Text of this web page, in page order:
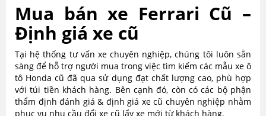
Mua bán xe Ferrari Cũ –
Định giá xe cũ
Tại hệ thống tư vấn xe chuyên nghiệp, chúng tôi luôn sẵn
sàng để hỗ trợ người mua trong việc tìm kiếm các mẫu xe ô
tô Honda cũ đã qua sử dụng đạt chất lượng cao, phù hợp
với túi tiền khách hàng. Bên cạnh đó, còn có các bộ phận
thẩm định đánh giá & định giá xe cũ chuyên nghiệp nhằm
phục vụ nhu cầu đổi xe cũ lấy xe mới từ khách hàng.